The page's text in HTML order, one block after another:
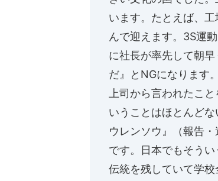
います。たとえば、
んで迎えます。3S運
に社長が率先して朝
だ』とNGになります。
上司から言われたこ
いうことはほとんど
ウレンソウ』（報告
です。日本でもそう
伝統を残していて学